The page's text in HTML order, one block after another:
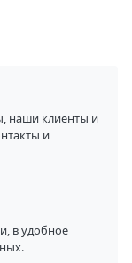
наши клиенты и
и
в удобное